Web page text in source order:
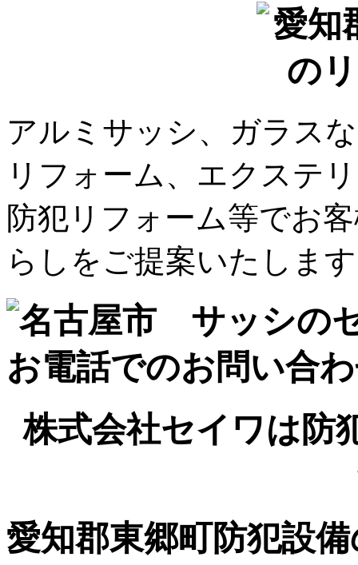
アルミサッシ、ガラス
リフォーム、エクステ
防犯リフォーム等でお
らしをご提案いたしま
株式会社セイワは防
愛知郡東郷町防犯設